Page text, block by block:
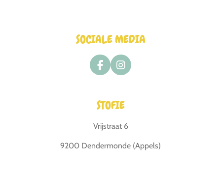
SOCIALE MEDIA
F
a
b
o
I
n
a
r
m
STOFIE
Vrijstraat 6
9200 Dendermonde (Appels)